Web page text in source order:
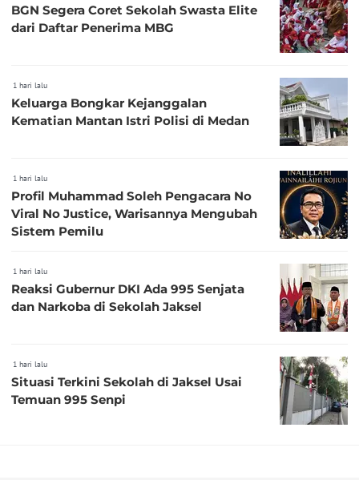
BGN Segera Coret Sekolah Swasta Elite
dari Daftar Penerima MBG
1 hari lalu
Keluarga Bongkar Kejanggalan
Kematian Mantan Istri Polisi di Medan
1 hari lalu
Profil Muhammad Soleh Pengacara No
Viral No Justice, Warisannya Mengubah
Sistem Pemilu
1 hari lalu
Reaksi Gubernur DKI Ada 995 Senjata
dan Narkoba di Sekolah Jaksel
1 hari lalu
Situasi Terkini Sekolah di Jaksel Usai
Temuan 995 Senpi